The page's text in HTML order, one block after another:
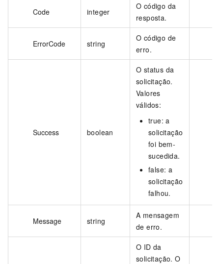
Code integer
O código da
resposta.
ErrorCode string
O código de
erro.
Success boolean
O status da
solicitação.
Valores
válidos:
true: a
solicitação
foi bem-
sucedida.
false: a
solicitação
falhou.
Message string
A mensagem
de erro.
O ID da
solicitação. O